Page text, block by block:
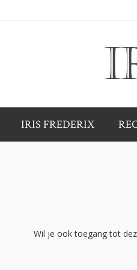
IRIS FREDERIX
Wil je ook toegang tot